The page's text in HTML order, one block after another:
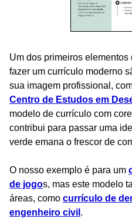
Um dos primeiros
fazer um currículo moderno
sua imagem profissional,
Centro de Estudos em
modelo de currículo com
contribui para passar uma
verde emana o frescor de
O nosso exemplo é para um
de jogos, mas este modelo
áreas, como currículo de
engenheiro civil .